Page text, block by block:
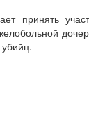
принять